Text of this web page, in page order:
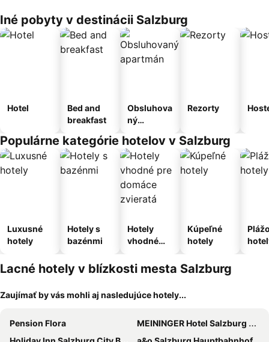
Iné pobyty v destinácii Salzburg
Hotel
Bed and
breakfast
Obsluhova
ný
Rezorty
Populárne kategórie hotelov v Salzburg
Luxusné
hotely
Hotely s
bazénmi
Hotely
vhodné
domáce
zvieratá
Kúpeľné
hotely
Lacné hotely v blízkosti mesta Salzburg
Zaujímať by vás mohli aj nasledujúce hotely...
Pension Flora
MEININGER Hotel Salzburg City Center